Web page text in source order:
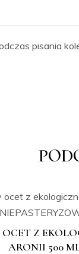
pisania
Z
ARONII 500